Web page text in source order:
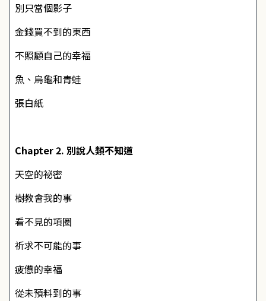
別只當個影子
金錢買不到的東西
不照顧自己的幸福
魚、烏龜和青蛙
張白紙
Chapter 2. 別說人類不知道
天空的祕密
樹教會我的事
看不見的項圈
祈求不可能的事
疲憊的幸福
從未預料到的事